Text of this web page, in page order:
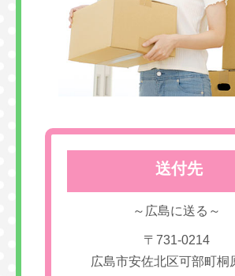
送付先
～広島に送る～
〒731-0214
広島市安佐北区可部町桐